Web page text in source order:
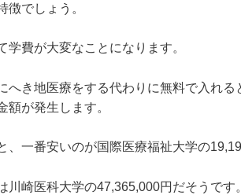
徴でしょう。
学費が大変なことになります。
へき地医療をする代わりに無料で入れ
額が発生します。
、一番安いのが国際医療福祉大学の
川崎医科大学の47,365,000円だそうです